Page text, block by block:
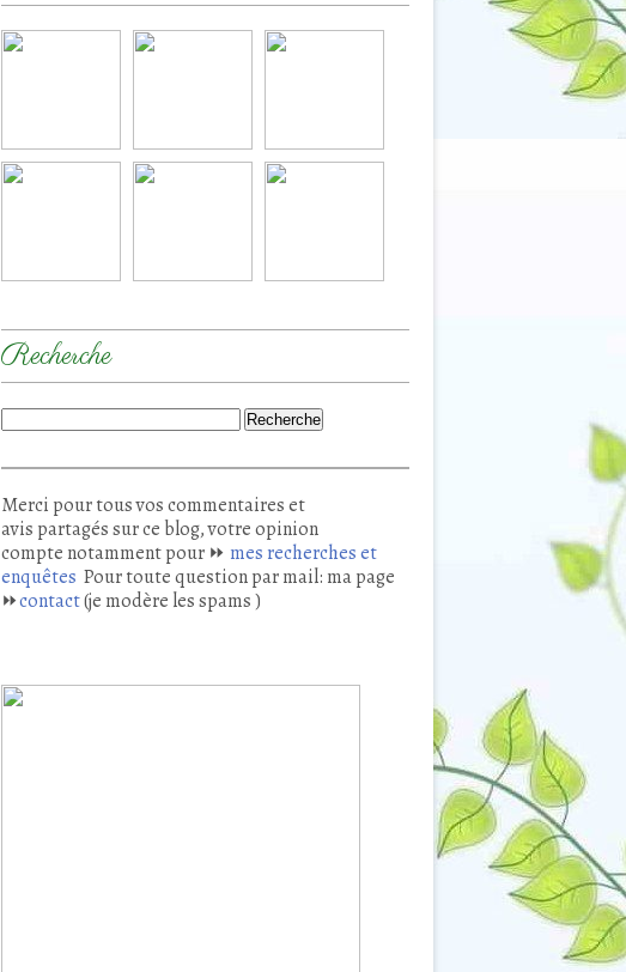
Recherche
Merci pour tous vos commentaires et
avis partagés sur ce blog, votre opinion
compte notamment pour ⏩ mes recherches et
enquêtes Pour toute question par mail: ma page
⏩contact(je modère les spams )